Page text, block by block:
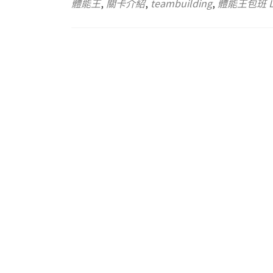
體能王, 關卡介紹, teambuilding, 體能王包班